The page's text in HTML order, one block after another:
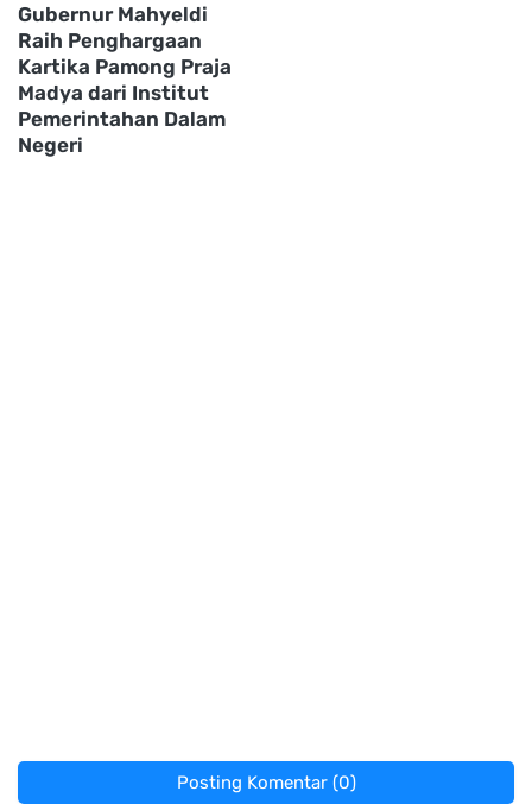
Gubernur Mahyeldi
Raih Penghargaan
Kartika Pamong Praja
Madya dari Institut
Pemerintahan Dalam
Negeri
Posting Komentar (0)